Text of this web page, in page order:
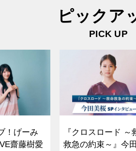
ピックア
PICK UP
！げーみ
齋藤樹愛
『クロスロード ～
救急の約束～』今